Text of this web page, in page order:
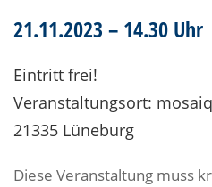
21.11.2023 – 14.30 Uhr
Eintritt frei!
Veranstaltungsort:
21335 Lüneburg
Diese Veranstaltung muss